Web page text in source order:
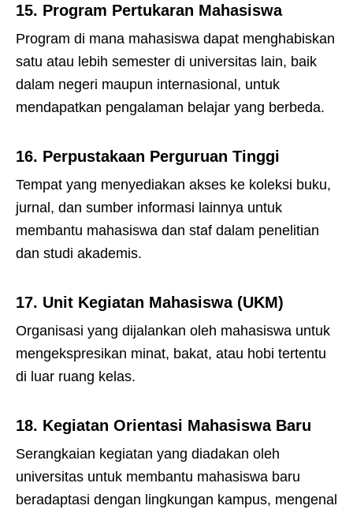
15. Program Pertukaran Mahasiswa
Program di mana mahasiswa dapat menghabiskan
satu atau lebih semester di universitas lain, baik
dalam negeri maupun internasional, untuk
mendapatkan pengalaman belajar yang berbeda.
16. Perpustakaan Perguruan Tinggi
Tempat yang menyediakan akses ke koleksi buku,
jurnal, dan sumber informasi lainnya untuk
membantu mahasiswa dan staf dalam penelitian
dan studi akademis.
17. Unit Kegiatan Mahasiswa (UKM)
Organisasi yang dijalankan oleh mahasiswa untuk
mengekspresikan minat, bakat, atau hobi tertentu
di luar ruang kelas.
18. Kegiatan Orientasi Mahasiswa Baru
Serangkaian kegiatan yang diadakan oleh
universitas untuk membantu mahasiswa baru
beradaptasi dengan lingkungan kampus, mengenal